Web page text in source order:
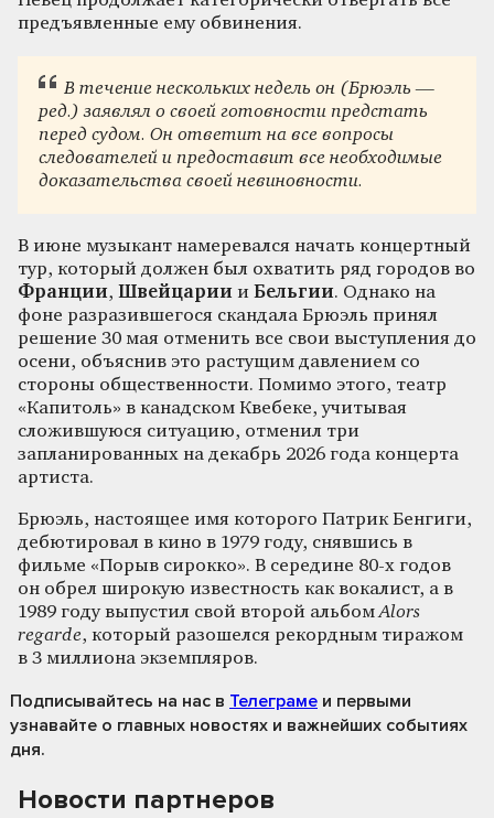
предъявленные ему обвинения.
В течение нескольких недель он (Брюэль —
ред.) заявлял о своей готовности предстать
перед судом. Он ответит на все вопросы
следователей и предоставит все необходимые
доказательства своей невиновности.
В июне музыкант намеревался начать концертный
тур, который должен был охватить ряд городов во
Франции, Швейцарии и Бельгии. Однако на
фоне разразившегося скандала Брюэль принял
решение 30 мая отменить все свои выступления до
осени, объяснив это растущим давлением со
стороны общественности. Помимо этого, театр
«Капитоль» в канадском Квебеке, учитывая
сложившуюся ситуацию, отменил три
запланированных на декабрь 2026 года концерта
артиста.
Брюэль, настоящее имя которого Патрик Бенгиги,
дебютировал в кино в 1979 году, снявшись в
фильме «Порыв сирокко». В середине 80-х годов
он обрел широкую известность как вокалист, а в
1989 году выпустил свой второй альбомAlors
regarde, который разошелся рекордным тиражом
в 3 миллиона экземпляров.
Подписывайтесь на нас в Телеграме и первыми
узнавайте о главных новостях и важнейших событиях
дня.
Новости партнеров